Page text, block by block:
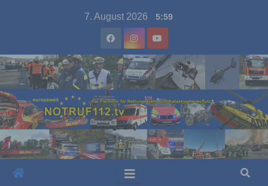
7. August 2026 5:59